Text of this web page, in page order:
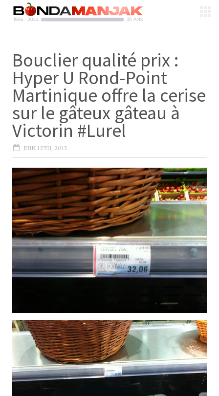
Bouclier qualité prix :
Hyper U Rond-Point
Martinique offre la cerise
sur le gâteux gâteau à
Victorin #Lurel
JUIN 12TH, 2013